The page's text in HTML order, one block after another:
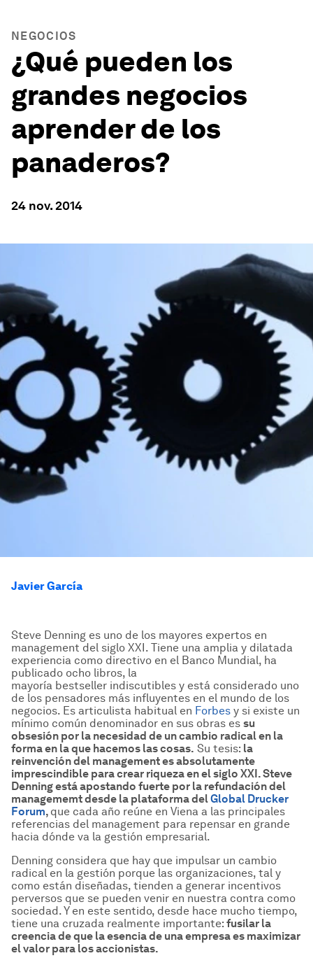
NEGOCIOS
¿Qué pueden los
grandes negocios
aprender de los
panaderos?
24 nov. 2014
Javier García
Steve Denning es uno de los mayores expertos en
management del siglo XXI. Tiene una amplia y dilatada
experiencia como directivo en el Banco Mundial, ha
publicado ocho libros, la
mayoría bestseller indiscutibles y está considerado uno
de los pensadores más influyentes en el mundo de los
negocios. Es articulista habitual en Forbes y si existe un
mínimo común denominador en sus obras es su
obsesión por la necesidad de un cambio radical en la
forma en la que hacemos las cosas. Su tesis: la
reinvención del management es absolutamente
imprescindible para crear riqueza en el siglo XXI. Steve
Denning está apostando fuerte por la refundación del
managememt desde la plataforma delGlobal Drucker
Forum, que cada año reúne en Viena a las principales
referencias del management para repensar en grande
hacia dónde va la gestión empresarial.
Denning considera que hay que impulsar un cambio
radical en la gestión porque las organizaciones, tal y
como están diseñadas, tienden a generar incentivos
perversos que se pueden venir en nuestra contra como
sociedad. Y en este sentido, desde hace mucho tiempo,
tiene una cruzada realmente importante: fusilar la
creencia de que la esencia de una empresa es maximizar
el valor para los accionistas.